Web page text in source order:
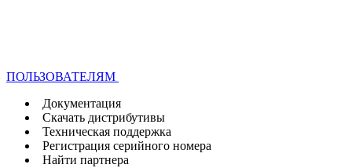
ПОЛЬЗОВАТЕЛЯМ
Документация
Скачать дистрибутивы
Техническая поддержка
Регистрация серийного номера
Найти партнера